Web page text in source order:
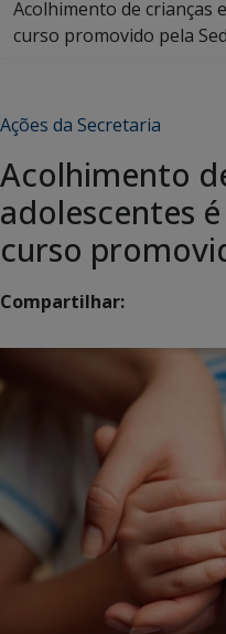
Acolhimento de crianças
curso promovido pela
Ações da Secretaria
Acolhimento
adolescentes
curso
Compartilhar: